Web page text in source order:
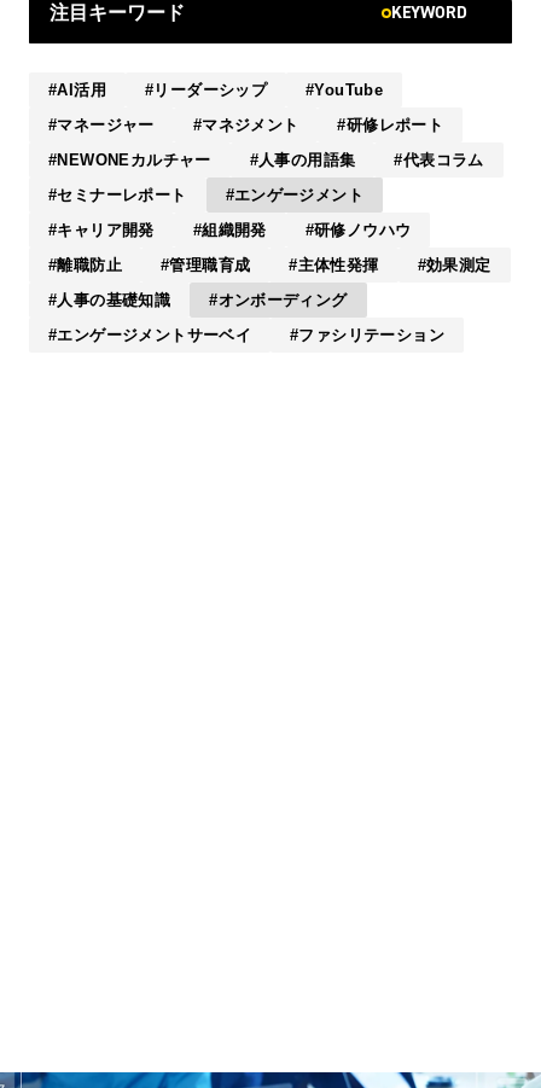
注目キーワード KEYWORD
AI活用 リーダーシップ
YouTube
マネージャー
マネジメント
研修レポート
NEWONEカルチャー
人事の用語集
代表コラム
セミナーレポート
エンゲージメント
キャリア開発
組織開発
研修ノウハウ
離職防止
管理職育成 主体性発揮
効果測定
人事の基礎知識
オンボーディング
エンゲージメントサーベイ
ファシリテーション